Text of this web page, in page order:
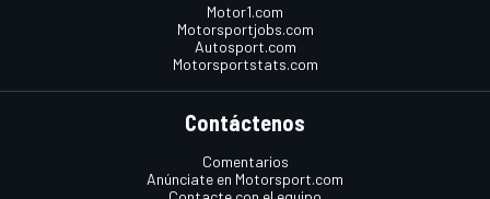
Motor1.com
Motorsportjobs.com
Autosport.com
Motorsportstats.com
Contáctenos
Comentarios
Anúnciate en Motorsport.com